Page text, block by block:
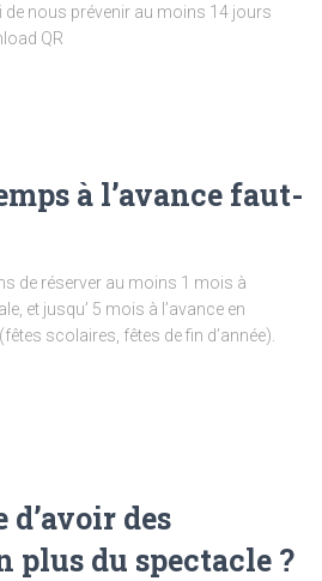
de nous prévenir au moins 14 jours
QR
à l’avance faut-
de réserver au moins 1 mois à
et jusqu’ 5 mois à l’avance en
scolaires, fêtes de fin d’année).
des
plus du spectacle ?